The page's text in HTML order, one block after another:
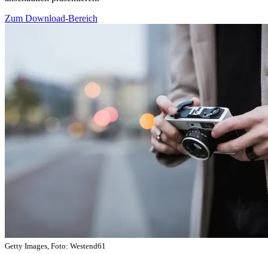
Zum Download-Bereich
Getty Images, Foto: Westend61